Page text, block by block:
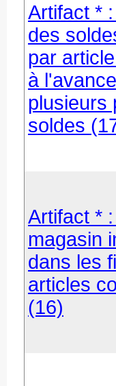
Artifact *
des
par
à
plusieurs
soldes
Artifact *
magasin
dans les
articles
(16)